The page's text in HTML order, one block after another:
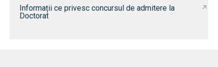
Informații ce privesc concursul de admitere la
Doctorat